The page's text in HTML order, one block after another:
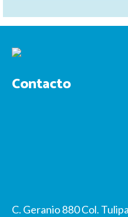
Contacto
C. Geranio 880 Col.